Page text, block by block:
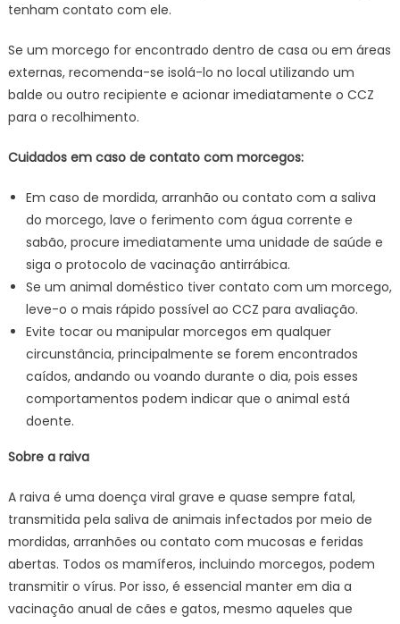
tenham contato com ele.
Se um morcego for encontrado dentro de casa ou em áreas
externas, recomenda-se isolá-lo no local utilizando um
balde ou outro recipiente e acionar imediatamente o CCZ
para o recolhimento.
Cuidados em caso de contato com morcegos:
Em caso de mordida, arranhão ou contato com a saliva
do morcego, lave o ferimento com água corrente e
sabão, procure imediatamente uma unidade de saúde e
siga o protocolo de vacinação antirrábica.
Se um animal doméstico tiver contato com um morcego,
leve-o o mais rápido possível ao CCZ para avaliação.
Evite tocar ou manipular morcegos em qualquer
circunstância, principalmente se forem encontrados
caídos, andando ou voando durante o dia, pois esses
comportamentos podem indicar que o animal está
doente.
Sobre a raiva
A raiva é uma doença viral grave e quase sempre fatal,
transmitida pela saliva de animais infectados por meio de
mordidas, arranhões ou contato com mucosas e feridas
abertas. Todos os mamíferos, incluindo morcegos, podem
transmitir o vírus. Por isso, é essencial manter em dia a
vacinação anual de cães e gatos, mesmo aqueles que